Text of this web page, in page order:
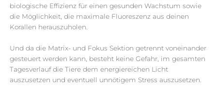
biologische Effizienz für einen gesunden Wachstum sowie
die Möglichkeit, die maximale Fluoreszenz aus deinen
Korallen herauszuholen
Und da die Matrix- und Fokus Sektion getrennt voneinander
gesteuert werden kann, besteht keine Gefahr, im gesamten
Tagesverlaufdie Tiere dem energiereichen Licht
auszusetzen und eventuell unnötigem Stress auszusetzen